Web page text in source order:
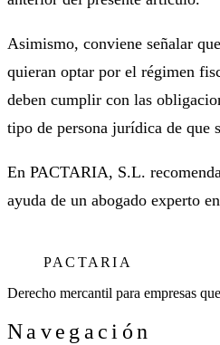
Asimismo, conviene señalar
quieran optar por el régimen
deben cumplir con las
tipo de persona jurídica de que
En PACTARIA, S.L.
ayuda de un abogado experto
PACTARIA
Derecho mercantil para empresas
Navegación